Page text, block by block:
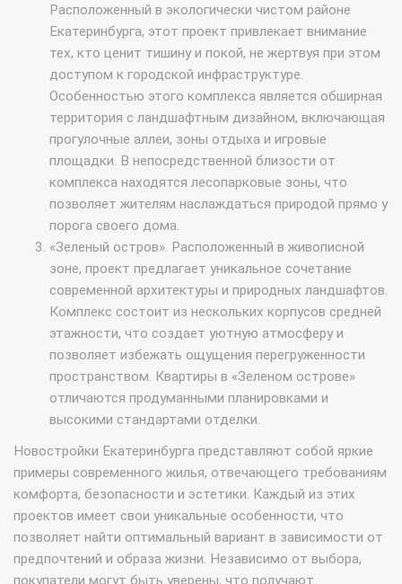
Расположенный в экологически чистом районе
Екатеринбурга, этот проект привлекает внимание
тех, кто ценит тишину и покой, не жертвуя при этом
доступом к городской инфраструктуре.
Особенностью этого комплекса является обширная
территория с ландшафтным дизайном, включающая
прогулочные аллеи, зоны отдыха и игровые
площадки. В непосредственной близости от
комплекса находятся лесопарковые зоны, что
позволяет жителям наслаждаться природой прямо у
порога своего дома.
«Зеленый остров». Расположенный в живописной
зоне, проект предлагает уникальное сочетание
современной архитектуры и природных ландшафтов.
Комплекс состоит из нескольких корпусов средней
этажности, что создает уютную атмосферу и
позволяет избежать ощущения перегруженности
пространством. Квартиры в «Зеленом острове»
отличаются продуманными планировками и
высокими стандартами отделки.
Новостройки Екатеринбурга представляют собой яркие
примеры современного жилья, отвечающего требованиям
комфорта, безопасности и эстетики. Каждый из этих
проектов имеет свои уникальные особенности, что
позволяет найти оптимальный вариант в зависимости от
предпочтений и образа жизни. Независимо от выбора,
покупатели могут быть уверены, что получают